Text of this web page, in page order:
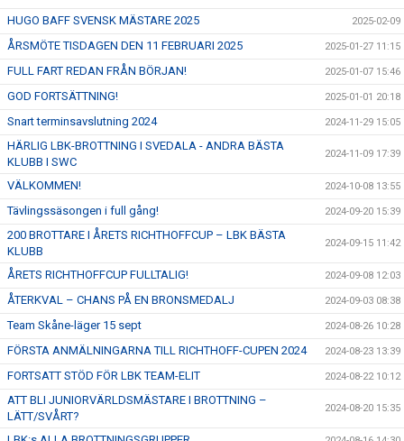
HUGO BAFF SVENSK MÄSTARE 2025 2025-02-09
ÅRSMÖTE TISDAGEN DEN 11 FEBRUARI 2025 2025-01-27 11:15
FULL FART REDAN FRÅN BÖRJAN! 2025-01-07 15:46
GOD FORTSÄTTNING! 2025-01-01 20:18
Snart terminsavslutning 2024 2024-11-29 15:05
HÄRLIG LBK-BROTTNING I SVEDALA - ANDRA BÄSTA
KLUBB I SWC
2024-11-09 17:39
VÄLKOMMEN! 2024-10-08 13:55
Tävlingssäsongen i full gång! 2024-09-20 15:39
200 BROTTARE I ÅRETS RICHTHOFFCUP – LBK BÄSTA
KLUBB
2024-09-15 11:42
ÅRETS RICHTHOFFCUP FULLTALIG! 2024-09-08 12:03
ÅTERKVAL – CHANS PÅ EN BRONSMEDALJ 2024-09-03 08:38
Team Skåne-läger 15 sept 2024-08-26 10:28
FÖRSTA ANMÄLNINGARNA TILL RICHTHOFF-CUPEN 2024 2024-08-23 13:39
FORTSATT STÖD FÖR LBK TEAM-ELIT 2024-08-22 10:12
ATT BLI JUNIORVÄRLDSMÄSTARE I BROTTNING –
LÄTT/SVÅRT?
2024-08-20 15:35